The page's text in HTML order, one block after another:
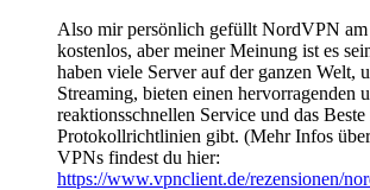
Also mir persönlich gefüllt NordVPN am
kostenlos, aber meiner Meinung ist es
haben viele Server auf der ganzen Welt,
Streaming, bieten einen hervorragenden
reaktionsschnellen Service und das Beste
Protokollrichtlinien gibt. (Mehr Infos
VPNs findest du hier:
https://www.vpnclient.de/rezensionen/